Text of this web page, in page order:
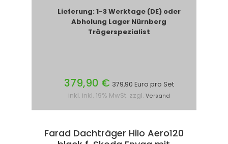
Lieferung: 1-3 Werktage (DE) oder
Abholung Lager Nürnberg
Trägerspezialist
379,90 € 379,90 Euro pro Set
inkl. inkl. 19% MwSt. zzgl. Versand
Farad Dachträger Hilo Aero120